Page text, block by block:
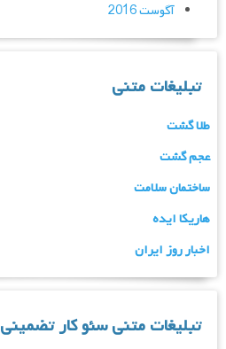
آگوست 2016
تبلیغات متنی
طلا گشت
عجم گشت
ساختمان سلامت
هاریکا ایده
اخبار روز ایران
تبلیغات متنی سئو کار تضمینی